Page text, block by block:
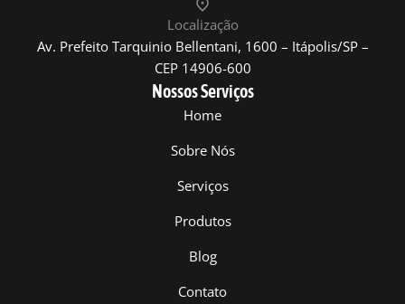
Localização
Av. Prefeito Tarquinio Bellentani, 1600 – Itápolis/SP –
CEP 14906-600
Nossos Serviços
Home
Sobre Nós
Serviços
Produtos
Blog
Contato